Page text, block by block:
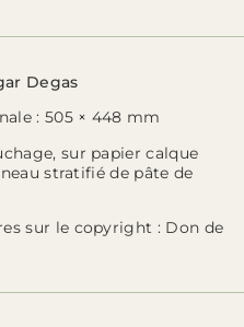
Degas
: 505 × 448 mm
sur papier calque
stratifié de pâte de
sur le copyright : Don de